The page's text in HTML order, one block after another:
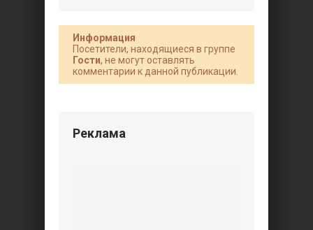
Информация
Посетители, находящиеся в группе
Гости, не могут оставлять
комментарии к данной публикации.
Реклама